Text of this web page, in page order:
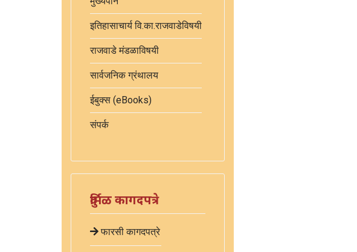
इतिहासाचार्य वि.का.राजवाडेविषयी
राजवाडे मंडळाविषयी
सार्वजनिक ग्रंथालय
ईबुक्स (eBooks)
संपर्क
दुर्मिळ कागदपत्रे
फारसी कागदपत्रे